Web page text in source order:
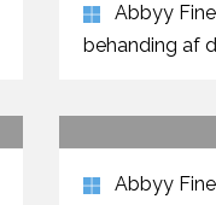
Abbyy
behanding af
Abbyy